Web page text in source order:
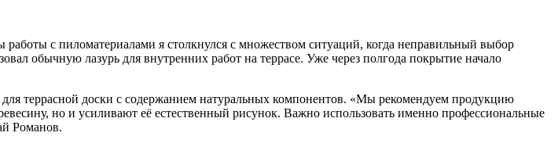
с пиломатериалами я столкнулся с множеством ситуаций, когда неправильный выбор
обычную лазурь для внутренних работ на террасе. Уже через полгода покрытие начало
террасной доски с содержанием натуральных компонентов. «Мы рекомендуем продукцию
но и усиливают её естественный рисунок. Важно использовать именно профессиональные
Романов.